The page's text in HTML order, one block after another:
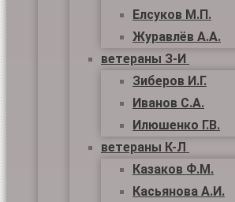
Елсуков М.П.
Журавлёв А.А.
ветераны З-И
Зиберов И.Г.
Иванов С.А.
Илюшенко Г.В.
ветераны К-Л
Казаков Ф.М.
Касьянова А.И.